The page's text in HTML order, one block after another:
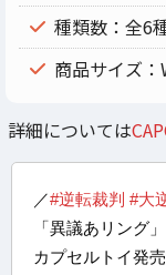
種類数：全6
商品サイズ
詳細については
／#逆転裁判 #大
「異議あリング」
カプセルトイ発